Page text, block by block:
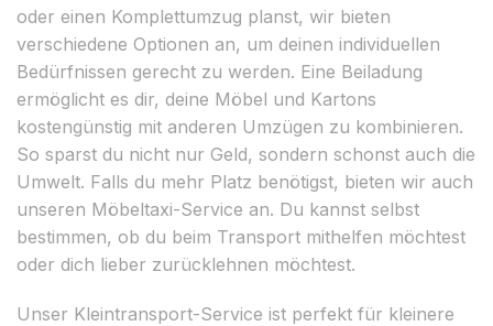
oder einen Komplettumzug planst, wir bieten
verschiedene Optionen an, um deinen individuellen
Bedürfnissen gerecht zu werden. Eine Beiladung
ermöglicht es dir, deine Möbel und Kartons
kostengünstig mit anderen Umzügen zu kombinieren.
So sparst du nicht nur Geld, sondern schonst auch die
Umwelt. Falls du mehr Platz benötigst, bieten wir auch
unseren Möbeltaxi-Service an. Du kannst selbst
bestimmen, ob du beim Transport mithelfen möchtest
oder dich lieber zurücklehnen möchtest.
Unser Kleintransport-Service ist perfekt für kleinere